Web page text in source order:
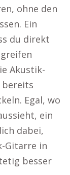
ohne den
Ein
du direkt
Akustik-
bereits
Egal, wo
ein
dabei,
Gitarre in
besser